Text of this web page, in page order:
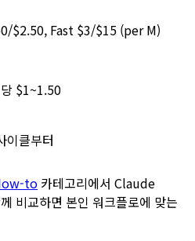
$2.50, Fast $3/$15 (per M)
$1~1.50
이클부터
to 카테고리에서 Claude
비교하면 본인 워크플로에 맞는